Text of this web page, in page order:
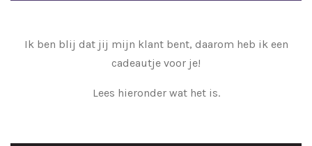
Ik ben blij dat jij mijn klant bent, daarom heb ik een
cadeautje voor je!
Lees hieronder wat het is.